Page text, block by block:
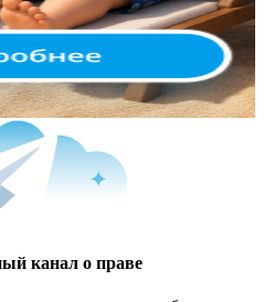
канал о праве